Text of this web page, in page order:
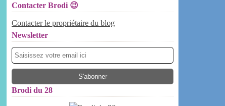
Contacter Brodi 😉
Contacter le propriétaire du blog
Newsletter
Brodi du 28